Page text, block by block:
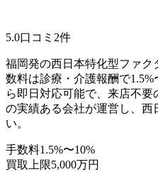
5.0口コミ 2件
福岡発の西日本特化型ファク
数料は診療・介護報酬で
ら即日対応可能で、来店不要
の実績ある会社が運営し、
い。
手数料1.5%〜10%
買取上限5,000万円